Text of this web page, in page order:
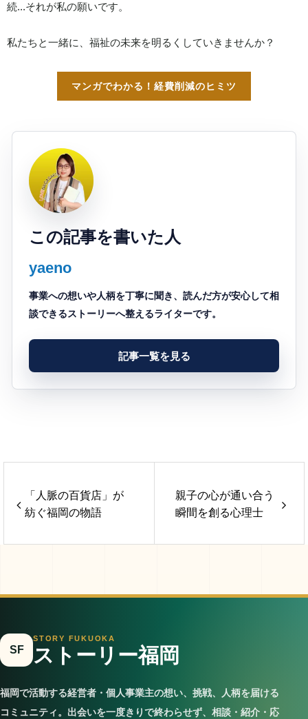
続...それが私の願いです。
私たちと一緒に、福祉の未来を明るくしていきませんか？
マンガでわかる！経費削減のヒミツ
この記事を書いた人
yaeno
事業への想いや人柄を丁寧に聞き、読んだ方が安心して相
談できるストーリーへ整えるライターです。
記事一覧を見る
「人脈の百貨店」が
紡ぐ福岡の物語
親子の心が通い合う
瞬間を創る心理士
SF
STORY FUKUOKA
ストーリー福岡
福岡で活動する経営者・個人事業主の想い、挑戦、人柄を届ける
コミュニティ。出会いを一度きりで終わらせず、相談・紹介・応